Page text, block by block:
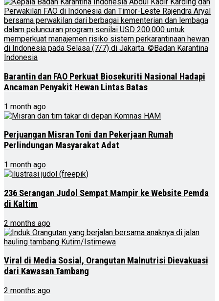
Barantin dan FAO Perkuat Biosekuriti Nasional Hadapi
Ancaman Penyakit Hewan Lintas Batas
1 month ago
Perjuangan Misran Toni dan Pekerjaan Rumah
Perlindungan Masyarakat Adat
1 month ago
236 Serangan Judol Sempat Mampir ke Website Pemda
di Kaltim
2 months ago
Viral di Media Sosial, Orangutan Malnutrisi Dievakuasi
dari Kawasan Tambang
2 months ago